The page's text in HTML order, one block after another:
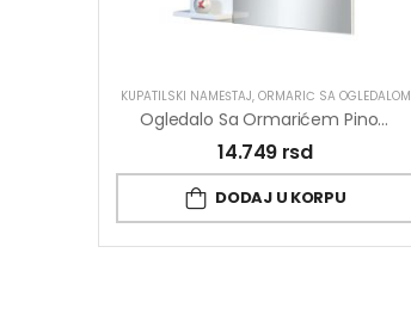
KUPATILSKI NAMEŠTAJ, ORMARIĆ SA OGLEDALOM
Ogledalo Sa Ormarićem Pino Art Klasik 0125 85cm
14.749 rsd
DODAJ U KORPU